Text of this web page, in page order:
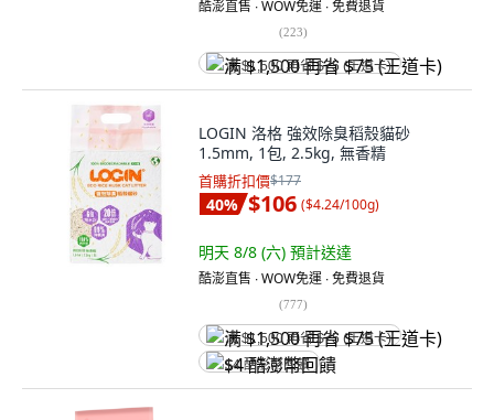
酷澎直售 ∙ WOW免運 ∙ 免費退貨
(223)
满 $1,500 再省 $75 (王道卡)
LOGIN 洛格 強效除臭稻殼貓砂
1.5mm, 1包, 2.5kg, 無香精
首購折扣價$177
40% $106 ($4.24/100g)
明天 8/8 (六) 預計送達
酷澎直售 ∙ WOW免運 ∙ 免費退貨
(777)
满 $1,500 再省 $75 (王道卡)
$4 酷澎幣回饋